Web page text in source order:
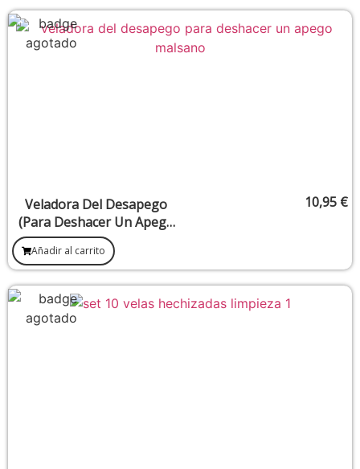
Veladora Del Desapego
(Para Deshacer Un Apego
Malsano)
10,95 €
Añadir al carrito